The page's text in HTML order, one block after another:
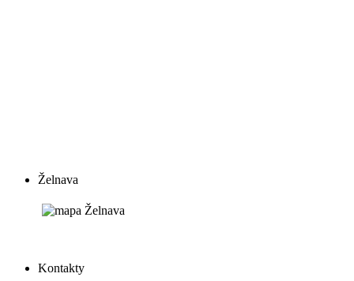
Želnava
Kontakty